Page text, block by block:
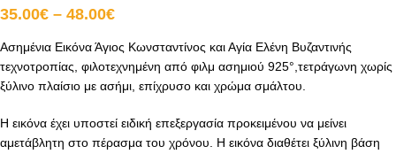
35.00€ – 48.00€
Ασημένια Εικόνα Άγιος Κωνσταντίνος και Αγία Ελένη Βυζαντινής
τεχνοτροπίας, φιλοτεχνημένη από φιλμ ασημιού 925°,τετράγωνη χωρίς
ξύλινο πλαίσιο με ασήμι, επίχρυσο και χρώμα σμάλτου.
Η εικόνα έχει υποστεί ειδική επεξεργασία προκειμένου να μείνει
αμετάβλητη στο πέρασμα του χρόνου. Η εικόνα διαθέτει ξύλινη βάση